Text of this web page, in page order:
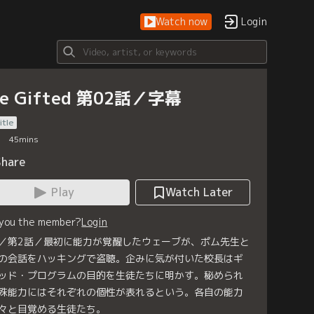
Watch now Login
Gifted 第02話／字幕
45mins
Play
Watch Later
the member?Login
第2話／最初に能力が覚醒したウェーブが、ポム先生と
会話をハッキングで盗聴。企みに気が付いた校長はギ
ド・プログラムの目的を生徒たちに明かす。秘められ
能力にはそれぞれの個性が表れるという。各自の能力
と目覚める生徒たち。